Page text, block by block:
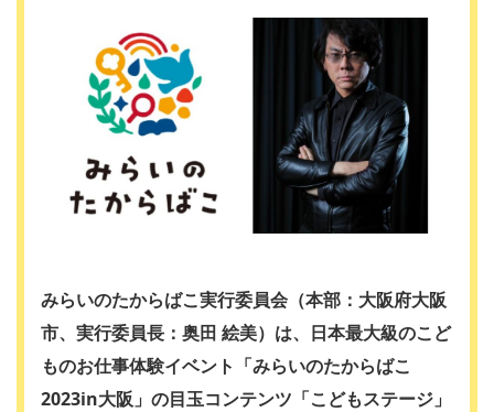
みらいのたからばこ実行委員会 （本部：大阪府大阪
市、実行委員長：奥田 絵美） は、日本最大級のこど
ものお仕事体験イベント「みらいのたからばこ
2023in大阪」の目玉コンテンツ「こどもステージ」